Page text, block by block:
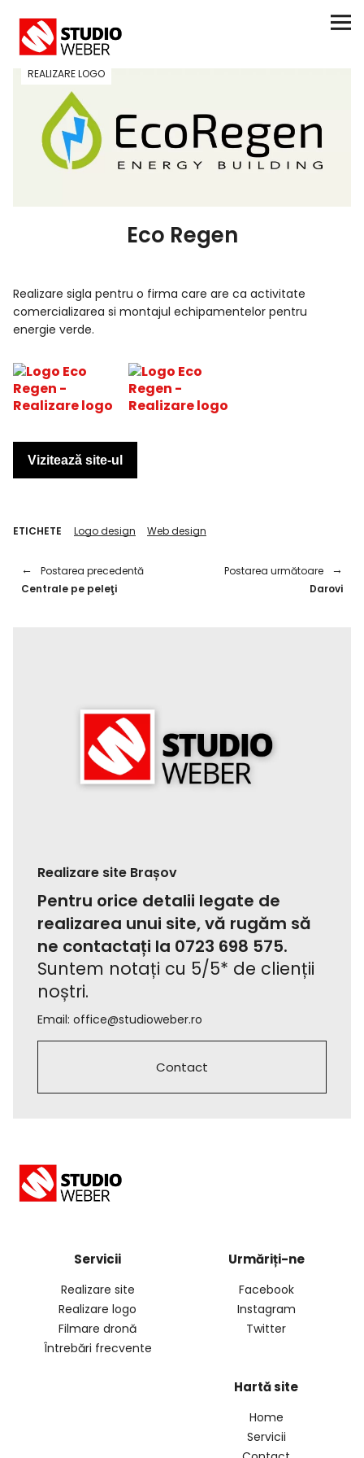
Facebook
TwitterInstagram
Realizare magazin online
Servicii
Contact
REALIZARE LOGO
Eco Regen
Realizare sigla pentru o firma care are ca activitate
comercializarea si montajul echipamentelor pentru
energie verde.
Vizitează site-ul
ETICHETE Logo design Web design
Postarea precedentă
Centrale pe peleţi
Postarea următoare
Darovi
Realizare site Brașov
Pentru orice detalii legate de
realizarea unui site, vă rugăm să
ne contactați la 0723 698 575.
Suntem notați cu 5/5* de clienții
noștri.
Email:office@studioweber.ro
Contact
Servicii
Realizare site
Realizare logo
Filmare dronă
Întrebări frecvente
Urmăriți-ne
Facebook
Instagram
Twitter
Hartă site
Home
Servicii